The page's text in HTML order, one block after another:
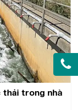
trong nhà